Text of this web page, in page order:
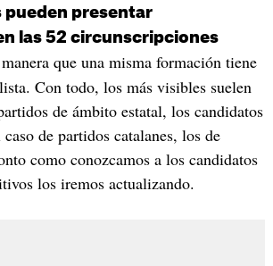
pueden presentar
las 52 circunscripciones
que una misma formación tiene
Con todo, los más visibles suelen
de ámbito estatal, los candidatos
de partidos catalanes, los de
como conozcamos a los candidatos
los iremos actualizando.